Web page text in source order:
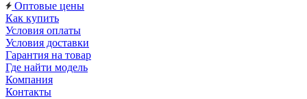
Оптовые цены
Как купить
Условия оплаты
Условия доставки
Гарантия на товар
Где найти модель
Компания
Контакты